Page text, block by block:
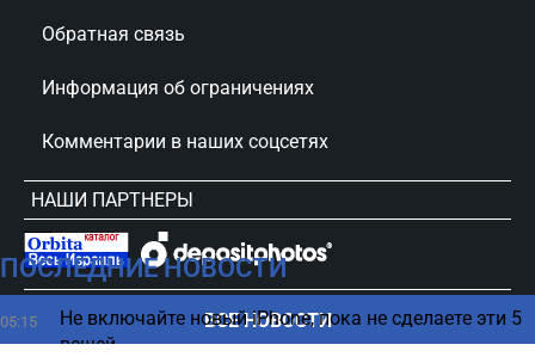
ПОСЛЕДНИЕ НОВОСТИ
05:15
Не включайте новый iPhone, пока не сделаете эти 5
вещей
ВСЕ НОВОСТИ
Обратная связь
Информация об ограничениях
Комментарии в наших соцсетях
НАШИ ПАРТНЕРЫ
сursorinfo.co.il © Все права защищены